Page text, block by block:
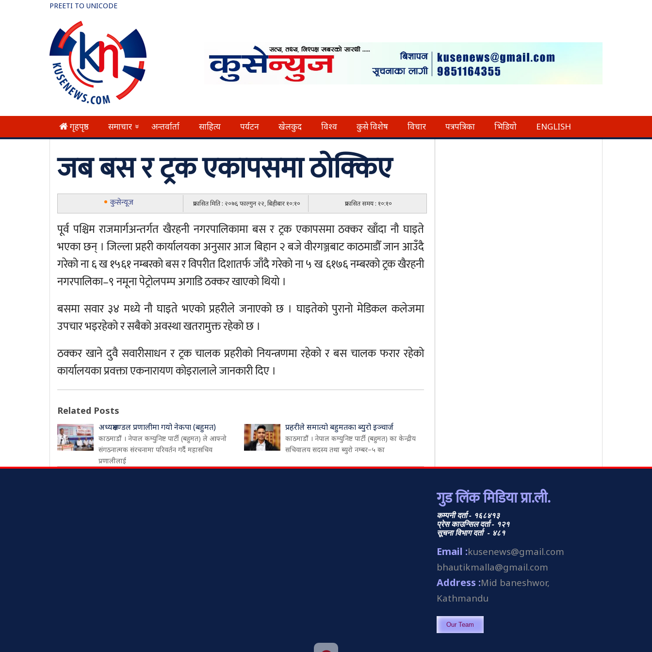
PREETI TO UNICODE
गृहपृष्ठ समाचार » अन्तर्वार्ता साहित्य पर्यटन खेलकुद विश्व कुसे विशेष विचार पत्रपत्रिका भिडियो ENGLISH
जब बस र ट्रक एकापसमा ठोक्किए
कुसेन्यूज प्रकासित मिति : २०७६ फाल्गुन २२, बिहीबार १०:१० प्रकासित समय : १०:१०
पूर्व पश्चिम राजमार्गअन्तर्गत खैरहनी नगरपालिकामा बस र ट्रक एकापसमा ठक्कर खाँदा नौ घाइते
भएका छन् । जिल्ला प्रहरी कार्यालयका अनुसार आज बिहान २ बजे वीरगञ्जबाट काठमाडौँ जान आउँदै
गरेको ना ६ ख १५६१ नम्बरको बस र विपरीत दिशातर्फ जाँदै गरेको ना ५ ख ६१७६ नम्बरको ट्रक खैरहनी
नगरपालिका–९ नमूना पेट्रोलपम्प अगाडि ठक्कर खाएको थियो ।
बसमा सवार ३४ मध्ये नौ घाइते भएको प्रहरीले जनाएको छ । घाइतेको पुरानो मेडिकल कलेजमा
उपचार भइरहेको र सबैको अवस्था खतरामुक्त रहेको छ ।
ठक्कर खाने दुवै सवारीसाधन र ट्रक चालक प्रहरीको नियन्त्रणमा रहेको र बस चालक फरार रहेको
कार्यालयका प्रवक्ता एकनारायण कोइरालाले जानकारी दिए ।
Related Posts
अध्यक्षमण्डल प्रणालीमा गयो नेकपा (बहुमत)
काठमाडौं । नेपाल कम्युनिष्ट पार्टी (बहुमत) ले आफ्नो
संगठनात्मक संरचनामा परिवर्तन गर्दै महासचिव
प्रणालीलाई
प्रहरीले समात्यो बहुमतका ब्युरो इञ्चार्ज
काठमाडौं । नेपाल कम्युनिष्ट पार्टी (बहुमत) का केन्द्रीय
सचिवालय सदस्य तथा ब्युरो नम्बर–५ का
गुड लिंक मिडिया प्रा.ली.
कम्पनी दर्ता - १६८४१३
प्रेस काउन्सिल दर्ता - १२१
सूचना विभाग दर्ता - ४८१
Email :kusenews@gmail.com
bhautikmalla@gmail.com
Address :Mid baneshwor,
Kathmandu
Our Team